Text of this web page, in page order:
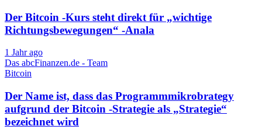
Der Bitcoin -Kurs steht direkt für „wichtige
Richtungsbewegungen“ -Anala
1 Jahr ago
Das abcFinanzen.de - Team
Bitcoin
Der Name ist, dass das Programmmikrobrategy
aufgrund der Bitcoin -Strategie als „Strategie“
bezeichnet wird